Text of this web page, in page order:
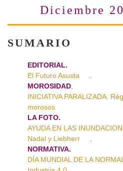
Diciembre
SUMARIO
EDITORIAL.
El Futuro Asusta
MOROSIDAD
INICIATIVA PARALIZADA.
morosos
LA FOTO.
AYUDA EN LAS
Nadal y Liebherr
NORMATIVA.
DÍA MUNDIAL DE LA